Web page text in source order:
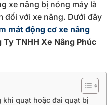
xe nâng bị nóng máy là
đối với xe nâng. Dưới đây
mát động cơ xe nâng
Ty TNHH Xe Nâng Phúc
khi quạt hoặc đai quạt bị